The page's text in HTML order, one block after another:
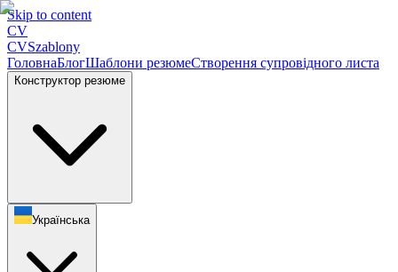
Skip to content
CV
CVSzablony
ГоловнаБлогШаблони резюмеСтворення супровідного листа
Конструктор резюме
Українська